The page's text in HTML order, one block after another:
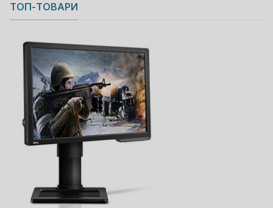
Copyright MAXXmarketing GmbH
JoomShopping Download & Support
ТОП-ТОВАРИ